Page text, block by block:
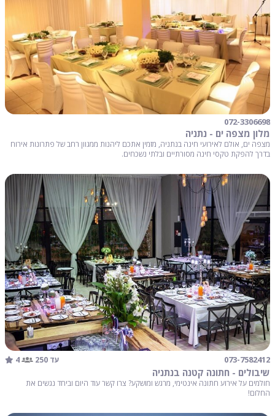
072-3306698
מלון מצפה ים - נתניה
מצפה ים, אולם לאירועי חינה בנתניה, מזמין אתכם ליהנות ממגוון רחב של פתרונות אירוח
בדרך להפקת טקסי חינה מסורתיים ובלתי נשכחים.
073-7582412 עד 250 4
שיבולים - חתונה קטנה בנתניה
חולמים על אירוע חתונה אינטימי, מרגש ומושקע? צרו קשר עוד היום וביחד נגשים את
החלום!